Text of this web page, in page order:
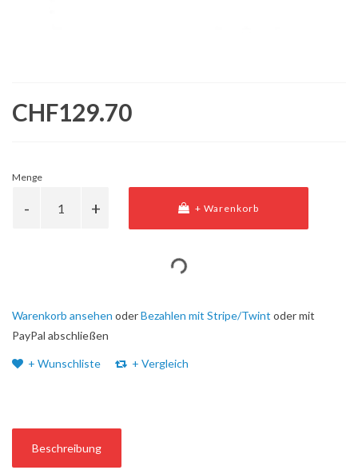
CHF129.70
Menge
+ Warenkorb
Warenkorb ansehen oderBezahlen mit Stripe/Twint oder mit
PayPal abschließen
+ Wunschliste + Vergleich
Beschreibung